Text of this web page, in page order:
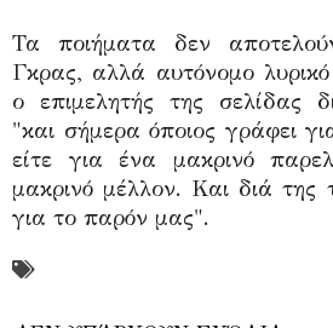
Τα ποιήματα δεν
Γκρας, αλλά αυτόνομο
ο επιμελητής της σελίδας
"και σήμερα όποιος γράφει
είτε για ένα μακρινό
μακρινό μέλλον. Και διά της
για το παρόν μας".